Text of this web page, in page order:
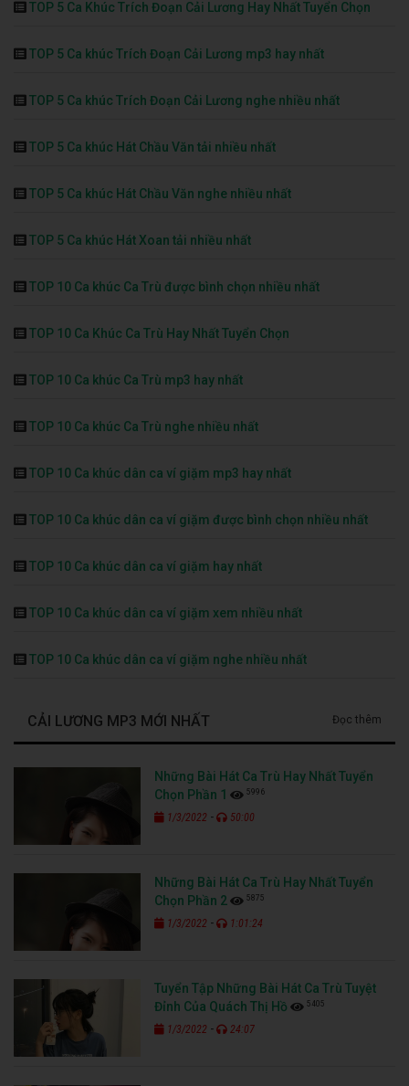
TOP 5 Ca Khúc Trích Đoạn Cải Lương Hay Nhất Tuyển Chọn
TOP 5 Ca khúc Trích Đoạn Cải Lương mp3 hay nhất
TOP 5 Ca khúc Trích Đoạn Cải Lương nghe nhiều nhất
TOP 5 Ca khúc Hát Chầu Văn tải nhiều nhất
TOP 5 Ca khúc Hát Chầu Văn nghe nhiều nhất
TOP 5 Ca khúc Hát Xoan tải nhiều nhất
TOP 10 Ca khúc Ca Trù được bình chọn nhiều nhất
TOP 10 Ca Khúc Ca Trù Hay Nhất Tuyển Chọn
TOP 10 Ca khúc Ca Trù mp3 hay nhất
TOP 10 Ca khúc Ca Trù nghe nhiều nhất
TOP 10 Ca khúc dân ca ví giặm mp3 hay nhất
TOP 10 Ca khúc dân ca ví giặm được bình chọn nhiều nhất
TOP 10 Ca khúc dân ca ví giặm hay nhất
TOP 10 Ca khúc dân ca ví giặm xem nhiều nhất
TOP 10 Ca khúc dân ca ví giặm nghe nhiều nhất
CẢI LƯƠNG MP3 MỚI NHẤT Đọc thêm
Những Bài Hát Ca Trù Hay Nhất Tuyển
Chọn Phần 1
5996
1/3/2022 - 50:00
Những Bài Hát Ca Trù Hay Nhất Tuyển
Chọn Phần 2
5875
1/3/2022 - 1:01:24
Tuyển Tập Những Bài Hát Ca Trù Tuyệt
Đỉnh Của Quách Thị Hồ
5405
1/3/2022 - 24:07